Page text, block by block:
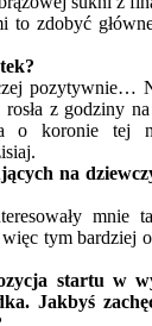
to zdobyć
pozytywnie…
z godziny
o koronie
na
mnie
tym bardziej
startu w
Jakbyś